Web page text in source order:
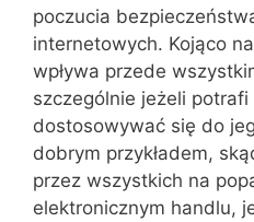
poczucia
internetowych. Kojąco
wpływa przede
szczególnie jeżeli
dostosowywać się do
dobrym przykładem,
przez wszystkich na
elektronicznym handlu,